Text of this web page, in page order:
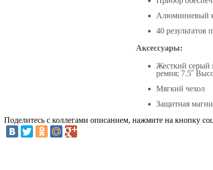
Алюминиевый
40
Аксессуары:
Жесткий серый
ремня; 7.5˝
Мягкий чехол
Защитная
Поделитесь с коллегами описанием, нажмите на кнопку